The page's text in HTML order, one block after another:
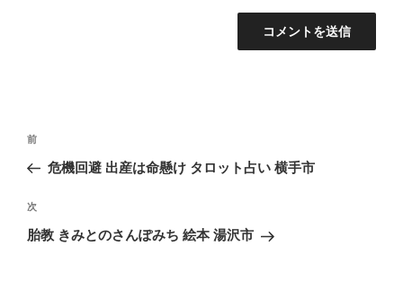
投
ナ
ビ
ゲ
前
の
稿
前
危機回避 出産は命懸け タロット占い 横手市
次
の
次
胎教 きみとのさんぽみち 絵本 湯沢市